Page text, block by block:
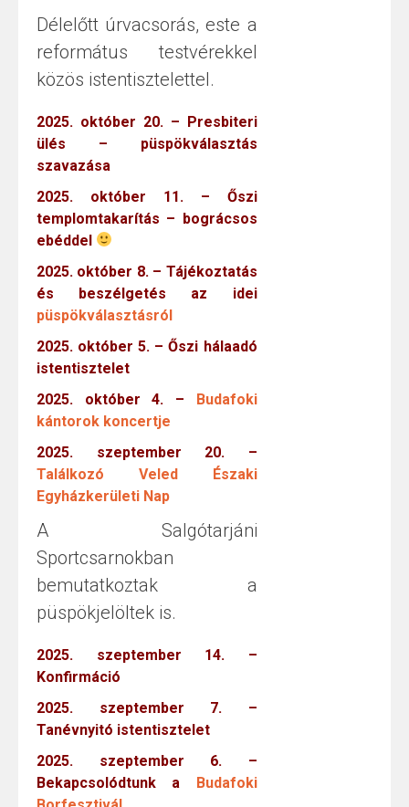
Délelőtt úrvacsorás, este a
református testvérekkel
közös istentisztelettel.
2025. október 20. – Presbiteri
ülés – püspökválasztás
szavazása
2025. október 11. – Őszi
templomtakarítás – bográcsos
ebéddel
2025. október 8. – Tájékoztatás
és beszélgetés az idei
püspökválasztásról
2025. október 5. – Őszi hálaadó
istentisztelet
2025. október 4. – Budafoki
kántorok koncertje
2025. szeptember 20. –
Találkozó Veled Északi
Egyházkerületi Nap
A Salgótarjáni
Sportcsarnokban
bemutatkoztak a
püspökjelöltek is.
2025. szeptember 14. –
Konfirmáció
2025. szeptember 7. –
Tanévnyitó istentisztelet
2025. szeptember 6. –
Bekapcsolódtunk a Budafoki